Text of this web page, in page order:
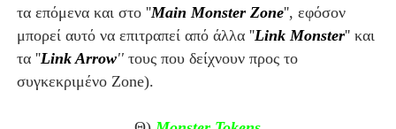
τα επόμενα και στο ''Main Monster Zone'', εφόσον
μπορεί αυτό να επιτραπεί από άλλα ''Link Monster'' και
τα ''Link Arrow''τους που δείχνουν προς το
συγκεκριμένο Zone).